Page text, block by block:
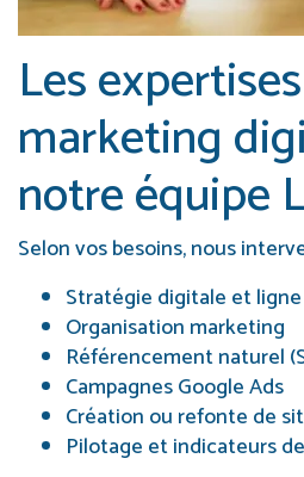
Les
marketing
notre équipe
Selon vos besoins, nous
Stratégie digitale et
Organisation marketing
Référencement naturel
Campagnes Google Ads
Création ou refonte de
Pilotage et indicateurs